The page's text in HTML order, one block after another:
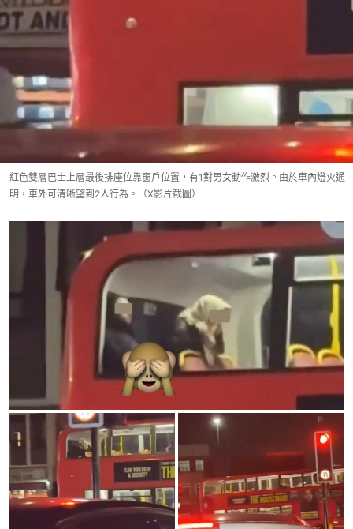
紅色雙層巴士上層最後排座位靠窗戶位置，有1對男女動作激烈。由於車內燈火通
明，車外可清晰望到2人行為。（X影片截圖）